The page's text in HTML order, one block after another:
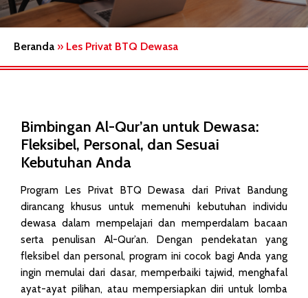
Beranda » Les Privat BTQ Dewasa
Bimbingan Al-Qur’an untuk Dewasa:
Fleksibel, Personal, dan Sesuai
Kebutuhan Anda
Program Les Privat BTQ Dewasa dari Privat Bandung
dirancang khusus untuk memenuhi kebutuhan individu
dewasa dalam mempelajari dan memperdalam bacaan
serta penulisan Al-Qur’an. Dengan pendekatan yang
fleksibel dan personal, program ini cocok bagi Anda yang
ingin memulai dari dasar, memperbaiki tajwid, menghafal
ayat-ayat pilihan, atau mempersiapkan diri untuk lomba